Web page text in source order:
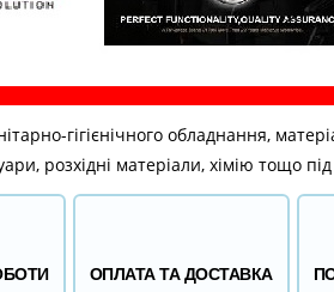
гігієнічного обладнання,
розхідні матеріали, хімію тощо
ОПЛАТА ТА ДОСТАВКА